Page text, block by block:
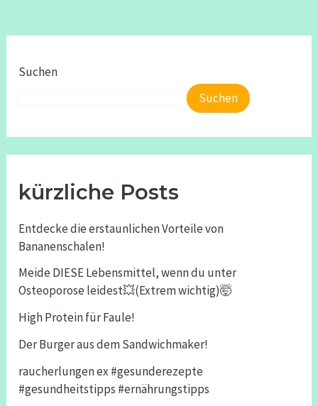
Suchen
Suchen
kürzliche Posts
Entdecke die erstaunlichen Vorteile von
Bananenschalen!
Meide DIESE Lebensmittel, wenn du unter
Osteoporose leidest💥(Extrem wichtig)🤯
High Protein für Faule!
Der Burger aus dem Sandwichmaker!
raucherlungen ex #gesunderezepte
#gesundheitstipps #ernährungstipps